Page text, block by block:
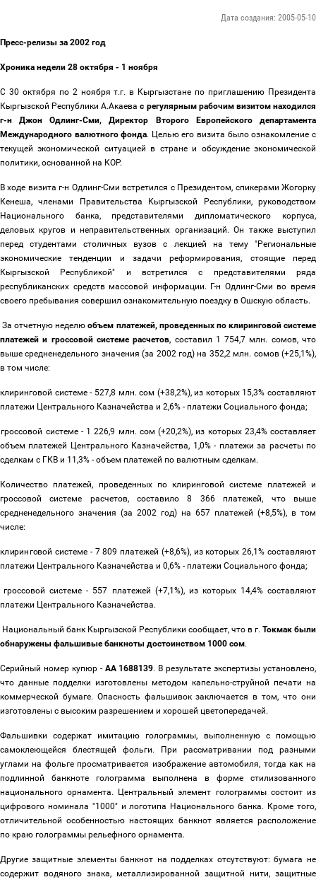
Дата создания: 2005-05-10
Пресс-релизы за 2002 год
Хроника недели 28 октября - 1 ноября
C 30 октября по 2 ноября т.г. в Кыргызстане по приглашению Президента
Кыргызской Республики А.Акаевас регулярным рабочим визитом находился
г-н Джон Одлинг-Сми, Директор Второго Европейского департамента
Международного валютного фонда. Целью его визита было ознакомление с
текущей экономической ситуацией в стране и обсуждение экономической
политики, основанной на КОР.
В ходе визита г-н Одлинг-Сми встретился с Президентом, спикерами Жогорку
Кенеша, членами Правительства Кыргызской Республики, руководством
Национального банка, представителями дипломатического корпуса,
деловых кругов и неправительственных организаций. Он также выступил
перед студентами столичных вузов с лекцией на тему "Региональные
экономические тенденции и задачи реформирования, стоящие перед
Кыргызской Республикой" и встретился с представителями ряда
республиканских средств массовой информации. Г-н Одлинг-Сми во время
своего пребывания совершил ознакомительную поездку в Ошскую область.
За отчетную неделюобъем платежей, проведенных по клиринговой системе
платежей и гроссовой системе расчетов, составил 1 754,7 млн. сомов, что
выше средненедельного значения (за 2002 год) на 352,2 млн. сомов (+25,1%),
в том числе:
системе - 527,8 млн. сом (+38,2%), из которых 15,3% составляют
платежи Центрального Казначейства и 2,6% - платежи Социального фонда;
системе - 1 226,9 млн. сом (+20,2%), из которых 23,4% составляет
объем платежей Центрального Казначейства, 1,0% - платежи за расчеты по
сделкам с ГКВ и 11,3% - объем платежей по валютным сделкам.
Количество платежей, проведенных по клиринговой системе платежей и
гроссовой системе расчетов, составило 8 366 платежей, что выше
средненедельного значения (за 2002 год) на 657 платежей (+8,5%), в том
числе:
системе - 7 809 платежей (+8,6%), из которых 26,1% составляют
платежи Центрального Казначейства и 0,6% - платежи Социального фонда;
гроссовой системе - 557 платежей (+7,1%), из которых 14,4% составляют
платежи Центрального Казначейства.
Национальный банк Кыргызской Республики сообщает, что в г. Токмак были
обнаружены фальшивые банкноты достоинством 1000 сом.
Серийный номер купюр - АА 1688139. В результате экспертизы установлено,
что данные подделки изготовлены методом капельно-струйной печати на
коммерческой бумаге. Опасность фальшивок заключается в том, что они
изготовлены с высоким разрешением и хорошей цветопередачей.
Фальшивки содержат имитацию голограммы, выполненную с помощью
самоклеющейся блестящей фольги. При рассматривании под разными
углами на фольге просматривается изображение автомобиля, тогда как на
подлинной банкноте голограмма выполнена в форме стилизованного
национального орнамента. Центральный элемент голограммы состоит из
цифрового номинала "1000" и логотипа Национального банка. Кроме того,
отличительной особенностью настоящих банкнот является расположение
по краю голограммы рельефного орнамента.
Другие защитные элементы банкнот на подделках отсутствуют: бумага не
содержит водяного знака, металлизированной защитной нити, защитные